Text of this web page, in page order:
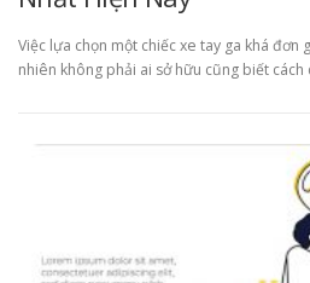
Việc lựa chọn một chiếc xe tay ga khá đơn
nhiên không phải ai sở hữu cũng biết